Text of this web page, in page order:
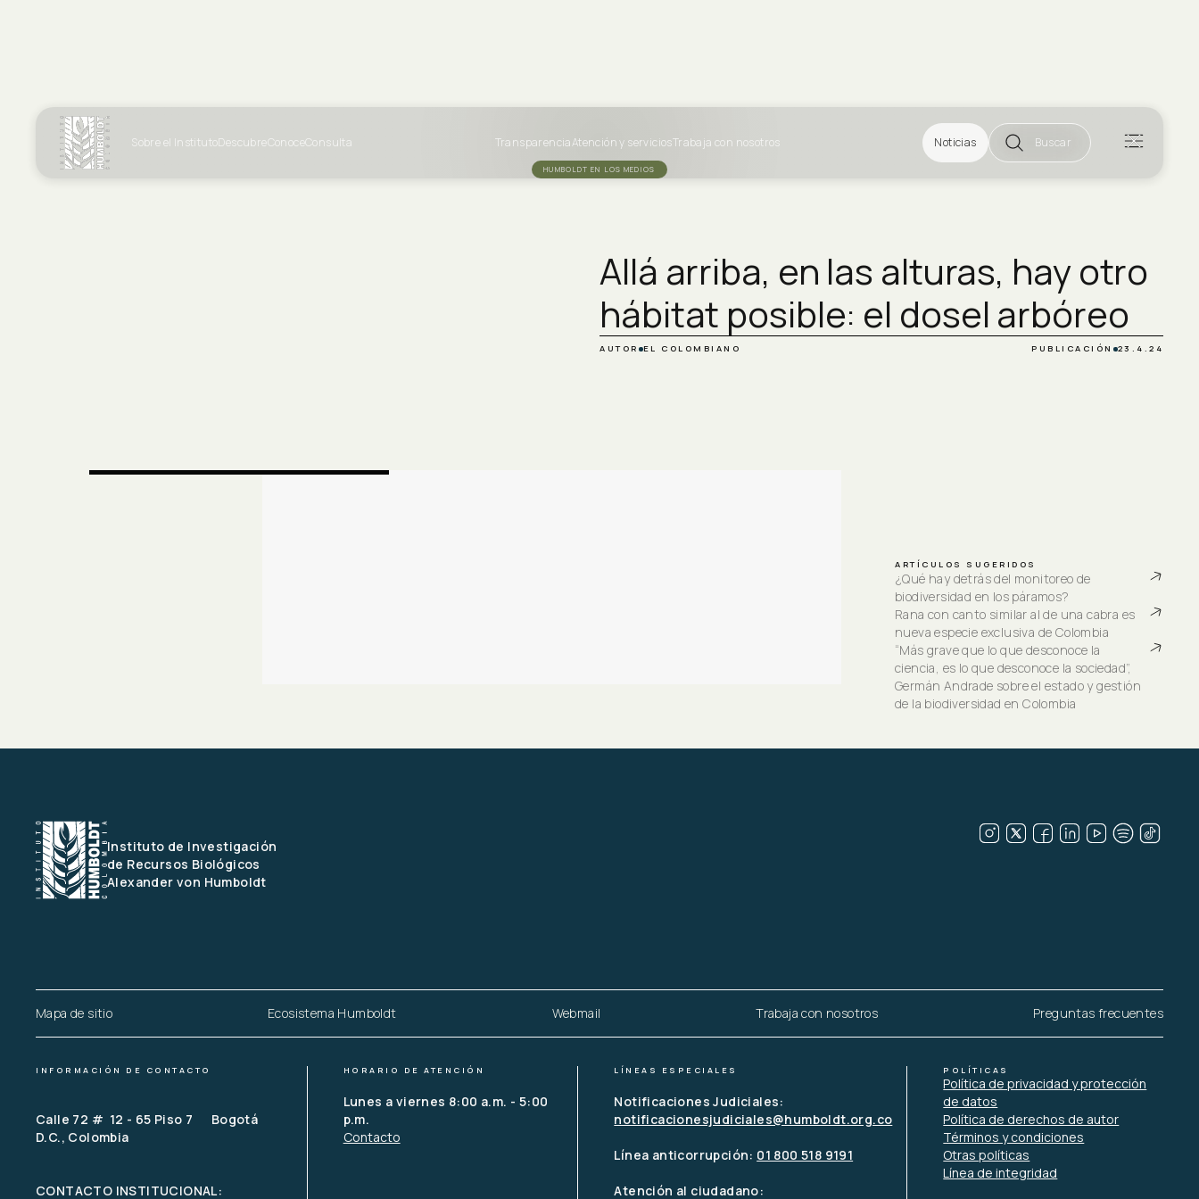
Sobre el InstitutoDescubreConoceConsulta TransparenciaAtención y serviciosTrabaja con nosotros Noticias Buscar
HUMBOLDT EN LOS MEDIOS
Allá arriba, en las alturas, hay otro
hábitat posible: el dosel arbóreo
AUTOR EL COLOMBIANO PUBLICACIÓN 23.4.24
ARTÍCULOS SUGERIDOS
¿Qué hay detrás del monitoreo de
biodiversidad en los páramos?
Rana con canto similar al de una cabra es
nueva especie exclusiva de Colombia
“Más grave que lo que desconoce la
ciencia, es lo que desconoce la sociedad”,
Germán Andrade sobre el estado y gestión
de la biodiversidad en Colombia
Instituto de Investigación
de Recursos Biológicos
Alexander von Humboldt
Mapa de sitio Ecosistema Humboldt Webmail Trabaja con nosotros Preguntas frecuentes
INFORMACIÓN DE CONTACTO
Calle 72 #  12 - 65 Piso 7      Bogotá
D.C., Colombia
CONTACTO INSTITUCIONAL:
HORARIO DE ATENCIÓN
Lunes a viernes 8:00 a.m. - 5:00
p.m.
Contacto
LÍNEAS ESPECIALES
Notificaciones Judiciales:
notificacionesjudiciales@humboldt.org.co
Línea anticorrupción: 01 800 518 9191
Atención al ciudadano:
POLÍTICAS
Política de privacidad y protección
de datos
Política de derechos de autor
Términos y condiciones
Otras políticas
Línea de integridad